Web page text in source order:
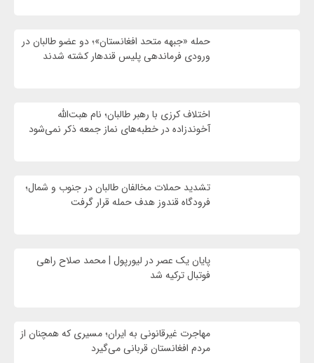
حمله «جبهه متحد افغانستان»؛ دو عضو طالبان در
ورودی فرماندهی پلیس قندهار کشته شدند
اختلاف کرزی با رهبر طالبان؛ نام هبت‌الله
آخوندزاده در خطبه‌های نماز جمعه ذکر نمی‌شود
تشدید حملات مخالفان طالبان در جنوب و شمال؛
فرودگاه قندوز هدف حمله قرار گرفت
پایان یک عصر در لیورپول | محمد صلاح راهی
فوتبال ترکیه شد
مهاجرت غیرقانونی به ایران؛ مسیری که همچنان از
مردم افغانستان قربانی می‌گیرد